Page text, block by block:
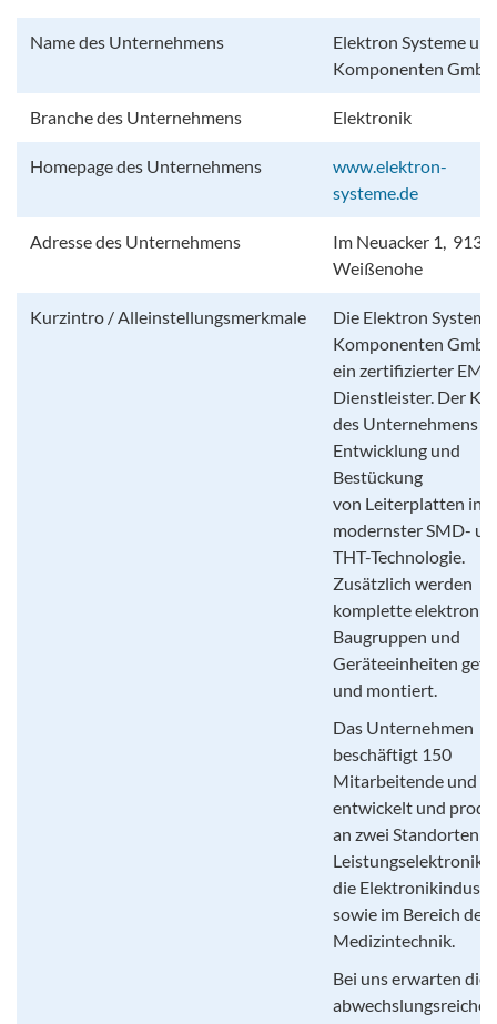
Name des Unternehmens
Elektron Systeme
Komponenten GmbH
Branche des Unternehmens Elektronik
Homepage des Unternehmens
www.elektron-
systeme.de
Adresse des Unternehmens
Im Neuacker 1,
Weißenohe
Kurzintro / Alleinstellungsmerkmale
Die Elektron
Komponenten
ein zertifizierter
Dienstleister. Der
des Unternehmens
Entwicklung und
Bestückung
von Leiterplatten in
modernster SMD-
THT-Technologie.
Zusätzlich werden
komplette
Baugruppen und
Geräteeinheiten
und montiert.
Das Unternehmen
beschäftigt 150
Mitarbeitende und
entwickelt und
an zwei Standorten
Leistungselektronik
die
sowie im Bereich der
Medizintechnik.
Bei uns erwarten die
abwechslungsreiche